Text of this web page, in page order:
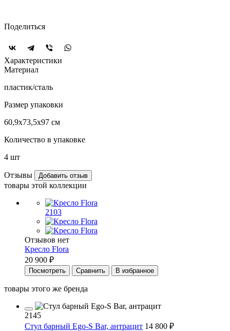
Поделиться
Характеристики
Материал
пластик/сталь
Размер упаковки
60,9х73,5х97 см
Количество в упаковке
4 шт
Отзывы Добавить отзыв
товары этой коллекции
2103
Отзывов нет
Кресло Flora
20 900 ₽
Посмотреть Сравнить В избранное
товары этого же бренда
2145
Cтул барный Ego-S Bar, антрацит 14 800 ₽